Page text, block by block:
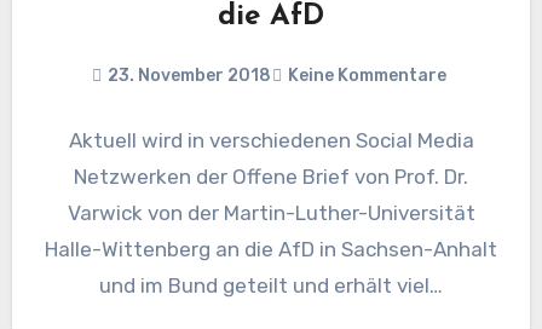
die AfD
23. November 2018 Keine Kommentare
Aktuell wird in verschiedenen Social Media
Netzwerken der Offene Brief von Prof. Dr.
Varwick von der Martin-Luther-Universität
Halle-Wittenberg an die AfD in Sachsen-Anhalt
und im Bund geteilt und erhält viel…